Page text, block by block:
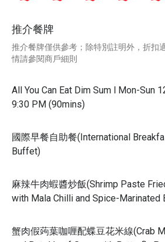
推介餐牌
推介餐牌僅供參考；除特別註明外，折扣
情請參閱商戶細則
All You Can Eat Dim Sum l Mon-Sun
9:30 PM (90mins)
國際早餐自助餐(International
Buffet)
麻辣牛肉蝦醬炒飯(Shrimp Paste
with Mala Chilli and Spice-Marinated
蟹肉假蒟葉咖喱配蝶豆花米線(Crab